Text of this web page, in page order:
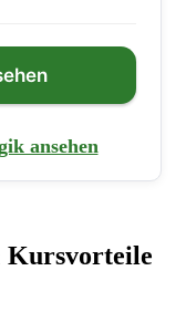
ansehen
Kursvorteile